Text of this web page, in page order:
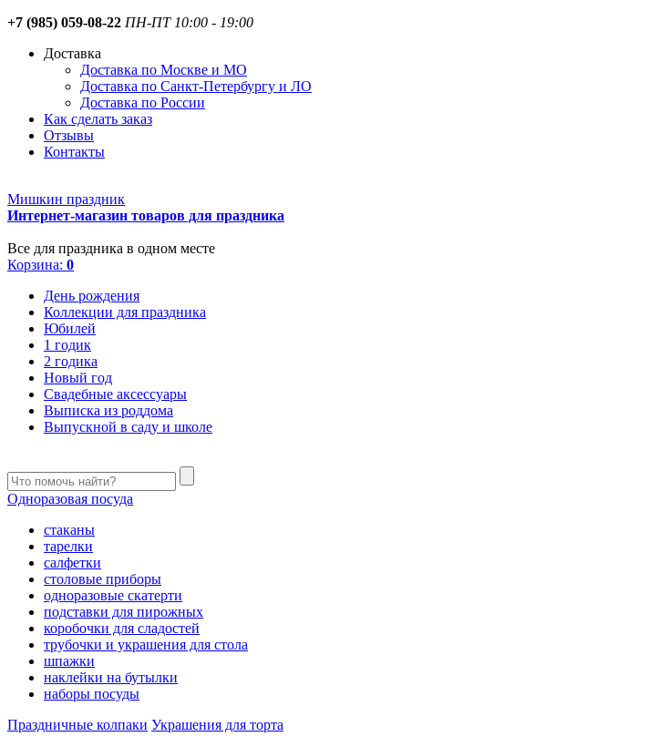
+7 (985) 059-08-22 ПН-ПТ 10:00 - 19:00
Доставка
Доставка по Москве и МО
Доставка по Санкт-Петербургу и ЛО
Доставка по России
Как сделать заказ
Отзывы
Контакты
Мишкин праздник
Интернет-магазин товаров для праздника
Все для праздника в одном месте
Корзина: 0
День рождения
Коллекции для праздника
Юбилей
1 годик
2 годика
Новый год
Свадебные аксессуары
Выписка из роддома
Выпускной в саду и школе
Одноразовая посуда
стаканы
тарелки
салфетки
столовые приборы
одноразовые скатерти
подставки для пирожных
коробочки для сладостей
трубочки и украшения для стола
шпажки
наклейки на бутылки
наборы посуды
Праздничные колпаки Украшения для торта